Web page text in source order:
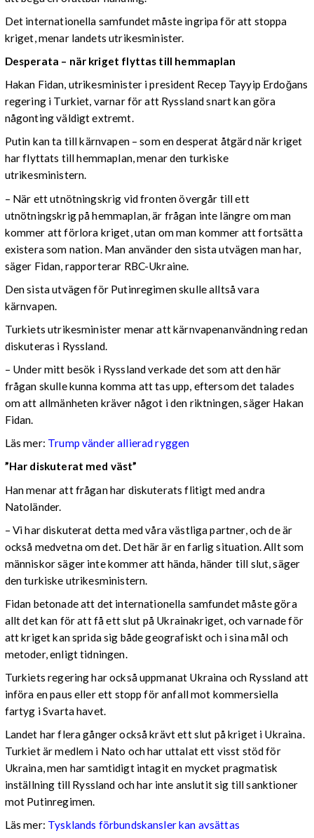
Det internationella samfundet måste ingripa för att stoppa
kriget, menar landets utrikesminister.
Desperata – när kriget flyttas till hemmaplan
Hakan Fidan, utrikesminister i president Recep Tayyip Erdoğans
regering i Turkiet, varnar för att Ryssland snart kan göra
någonting väldigt extremt.
Putin kan ta till kärnvapen – som en desperat åtgärd när kriget
har flyttats till hemmaplan, menar den turkiske
utrikesministern.
– När ett utnötningskrig vid fronten övergår till ett
utnötningskrig på hemmaplan, är frågan inte längre om man
kommer att förlora kriget, utan om man kommer att fortsätta
existera som nation. Man använder den sista utvägen man har,
säger Fidan, rapporterar RBC-Ukraine.
Den sista utvägen för Putinregimen skulle alltså vara
kärnvapen.
Turkiets utrikesminister menar att kärnvapenanvändning redan
diskuteras i Ryssland.
– Under mitt besök i Ryssland verkade det som att den här
frågan skulle kunna komma att tas upp, eftersom det talades
om att allmänheten kräver något i den riktningen, säger Hakan
Fidan.
Läs mer: Trump vänder allierad ryggen
”Har diskuterat med väst”
Han menar att frågan har diskuterats flitigt med andra
Natoländer.
– Vi har diskuterat detta med våra västliga partner, och de är
också medvetna om det. Det här är en farlig situation. Allt som
människor säger inte kommer att hända, händer till slut, säger
den turkiske utrikesministern.
Fidan betonade att det internationella samfundet måste göra
allt det kan för att få ett slut på Ukrainakriget, och varnade för
att kriget kan sprida sig både geografiskt och i sina mål och
metoder, enligt tidningen.
Turkiets regering har också uppmanat Ukraina och Ryssland att
införa en paus eller ett stopp för anfall mot kommersiella
fartyg i Svarta havet.
Landet har flera gånger också krävt ett slut på kriget i Ukraina.
Turkiet är medlem i Nato och har uttalat ett visst stöd för
Ukraina, men har samtidigt intagit en mycket pragmatisk
inställning till Ryssland och har inte anslutit sig till sanktioner
mot Putinregimen.
Läs mer: Tysklands förbundskansler kan avsättas